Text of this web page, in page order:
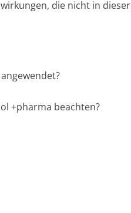
die nicht in dieser
+pharma beachten?